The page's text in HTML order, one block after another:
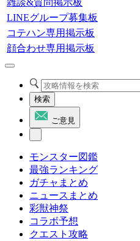
雑談&質問掲示板
LINEグループ募集板
コテハン専用掲示板
顔合わせ専用掲示板
検索
ご意見
モンスター図鑑
最強ランキング
ガチャまとめ
ニュースまとめ
彩獣神祭
コラボ予想
クエスト攻略